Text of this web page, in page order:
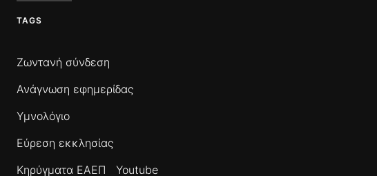
TAGS
Ζωντανή σύνδεση
Ανάγνωση εφημερίδας
Υμνολόγιο
Εύρεση εκκλησίας
Κηρύγματα ΕΑΕΠ
Youtube